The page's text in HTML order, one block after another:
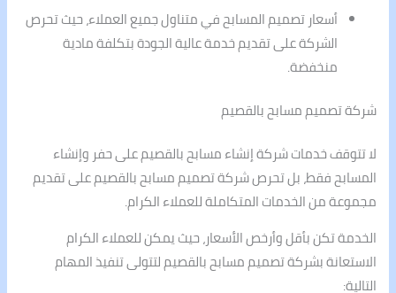
أسعار تصميم المسابح في متناول جميع العملاء، حيث تحرص
الشركة على تقديم خدمة عالية الجودة بتكلفة مادية
منخفضة.
شركة تصميم مسابح بالقصيم
لا تتوقف خدمات شركة إنشاء مسابح بالقصيم على حفر وإنشاء
المسابح فقط، بل تحرص شركة تصميم مسابح بالقصيم على تقديم
مجموعة من الخدمات المتكاملة للعملاء الكرام.
الخدمة تكن بأقل وأرخص الأسعار، حيث يمكن للعملاء الكرام
الاستعانة بشركة تصميم مسابح بالقصيم لتتولى تنفيذ المهام
التالية: